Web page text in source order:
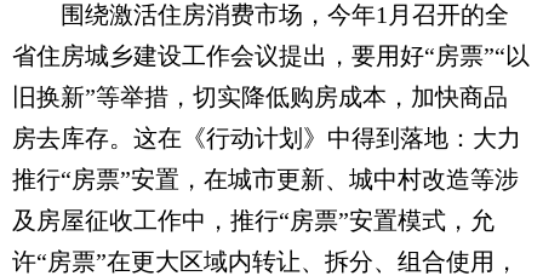
围绕激活住房消费市场，今年1月召开的全
省住房城乡建设工作会议提出，要用好“房票”“以
旧换新”等举措，切实降低购房成本，加快商品
房去库存。这在《行动计划》中得到落地：大力
推行“房票”安置，在城市更新、城中村改造等涉
及房屋征收工作中，推行“房票”安置模式，允
许“房票”在更大区域内转让、拆分、组合使用，